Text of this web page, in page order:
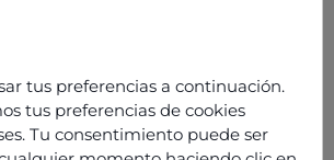
tus preferencias a continuación.
tus preferencias de cookies
Tu consentimiento puede ser
Diseñador
de flujos de
atención
Diseñador
de flujos de
atención